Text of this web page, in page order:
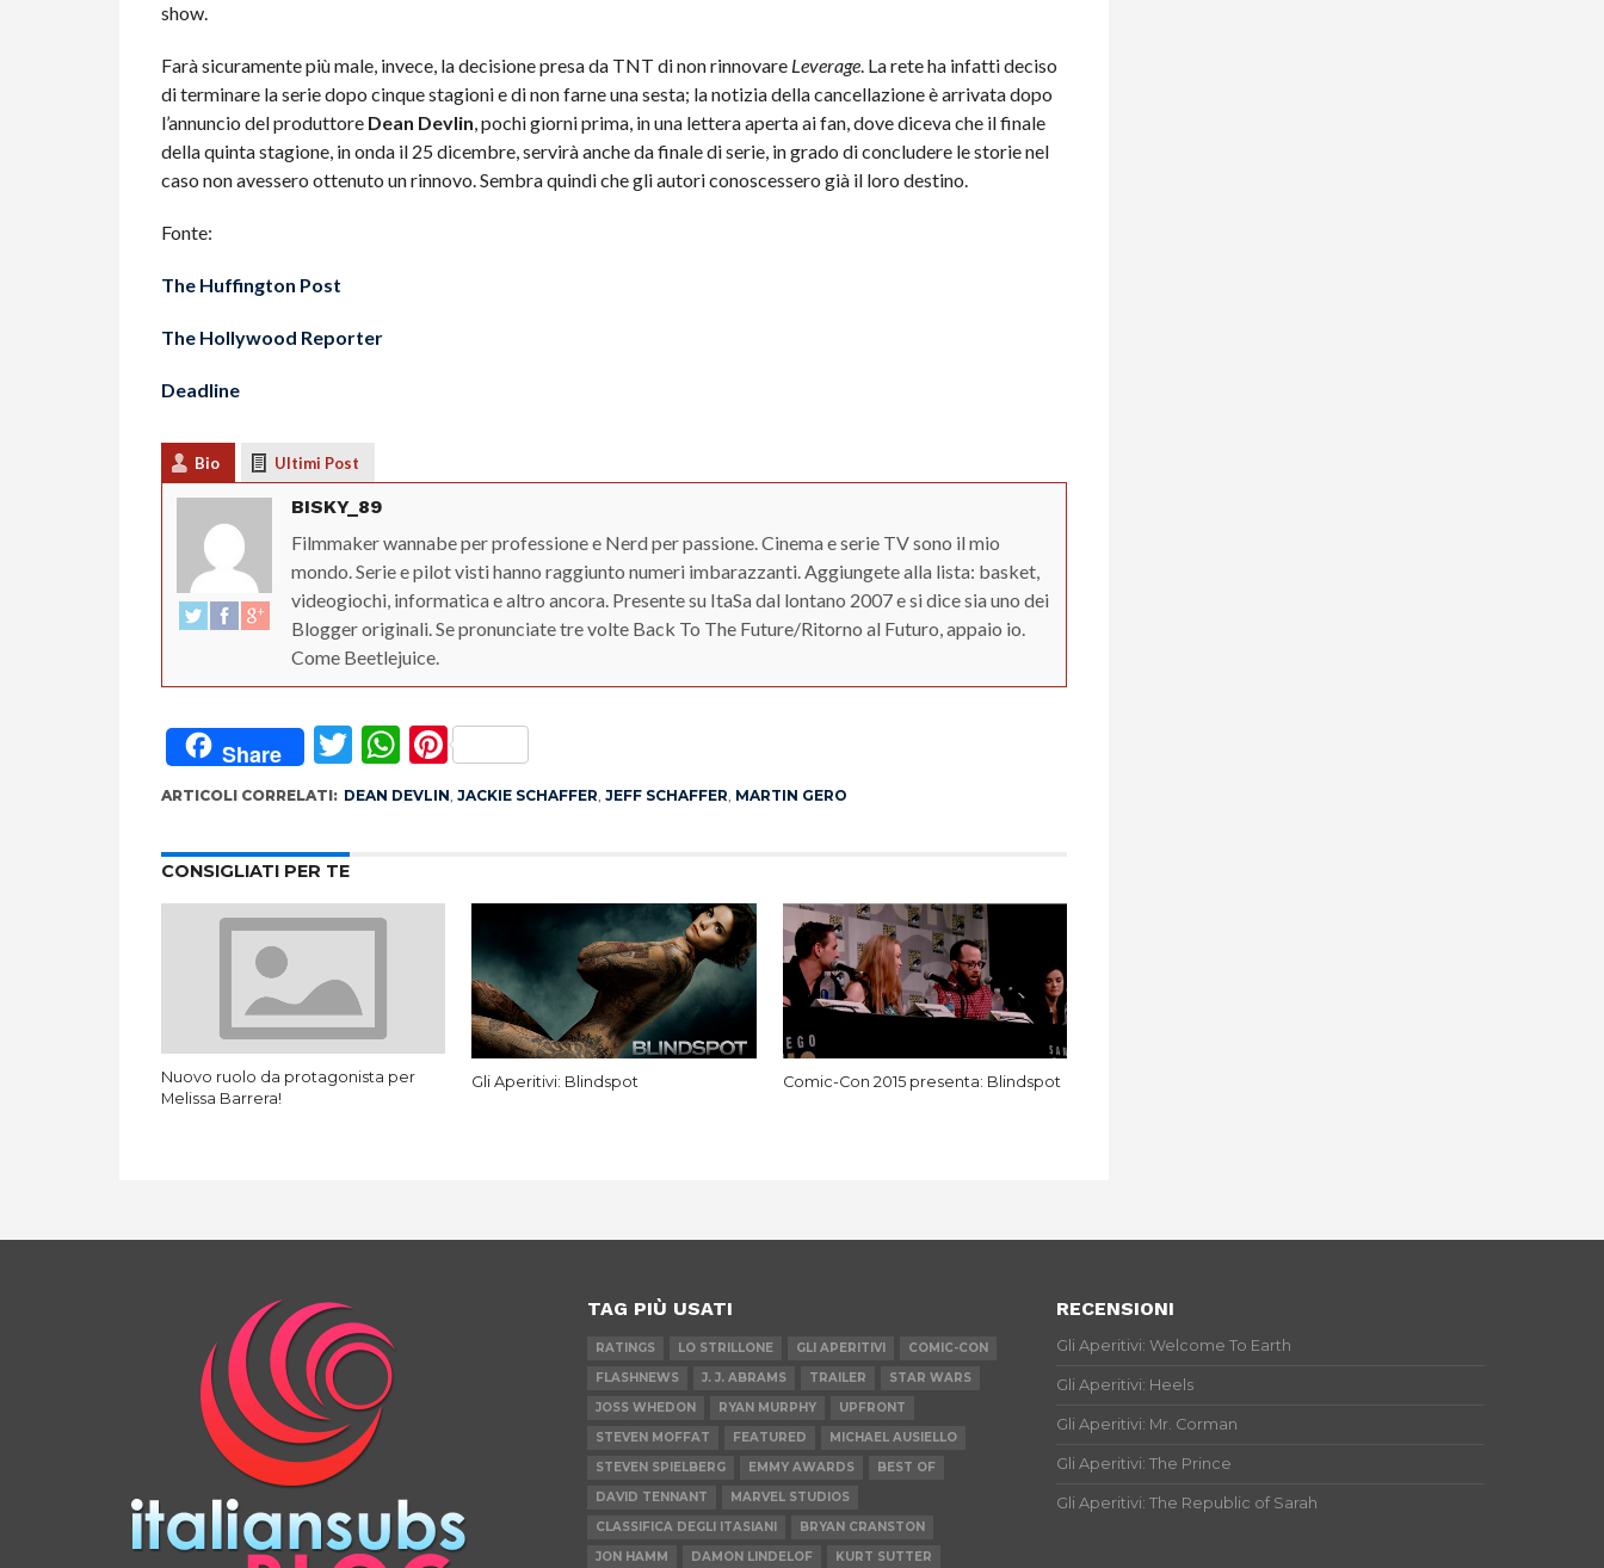
show.
Farà sicuramente più male, invece, la decisione presa da TNT di non rinnovare Leverage. La rete ha infatti deciso
di terminare la serie dopo cinque stagioni e di non farne una sesta; la notizia della cancellazione è arrivata dopo
l’annuncio del produttore Dean Devlin, pochi giorni prima, in una lettera aperta ai fan, dove diceva che il finale
della quinta stagione, in onda il 25 dicembre, servirà anche da finale di serie, in grado di concludere le storie nel
caso non avessero ottenuto un rinnovo. Sembra quindi che gli autori conoscessero già il loro destino.
Fonte:
The Huffington Post
The Hollywood Reporter
Deadline
Bio Ultimi Post
BISKY_89
Filmmaker wannabe per professione e Nerd per passione. Cinema e serie TV sono il mio
mondo. Serie e pilot visti hanno raggiunto numeri imbarazzanti. Aggiungete alla lista: basket,
videogiochi, informatica e altro ancora. Presente su ItaSa dal lontano 2007 e si dice sia uno dei
Blogger originali. Se pronunciate tre volte Back To The Future/Ritorno al Futuro, appaio io.
Come Beetlejuice.
Share Twitter
WhatsApp
Pinterest
ARTICOLI CORRELATI: DEAN DEVLIN, JACKIE SCHAFFER, JEFF SCHAFFER, MARTIN GERO
CONSIGLIATI PER TE
Nuovo ruolo da protagonista per
Melissa Barrera!
Gli Aperitivi: Blindspot Comic-Con 2015 presenta: Blindspot
TAG PIÙ USATI
RATINGS LO STRILLONE GLI APERITIVI
COMIC-CON
FLASHNEWS
J. J. ABRAMS TRAILER
STAR WARS
JOSS WHEDON
RYAN MURPHY
UPFRONT
STEVEN MOFFAT
FEATURED
MICHAEL AUSIELLO
STEVEN SPIELBERG
EMMY AWARDS
BEST OF
DAVID TENNANT
MARVEL STUDIOS
CLASSIFICA DEGLI ITASIANI
BRYAN CRANSTON
JON HAMM
DAMON LINDELOF KURT SUTTER
RECENSIONI
Gli Aperitivi: Welcome To Earth
Gli Aperitivi: Heels
Gli Aperitivi: Mr. Corman
Gli Aperitivi: The Prince
Gli Aperitivi: The Republic of Sarah